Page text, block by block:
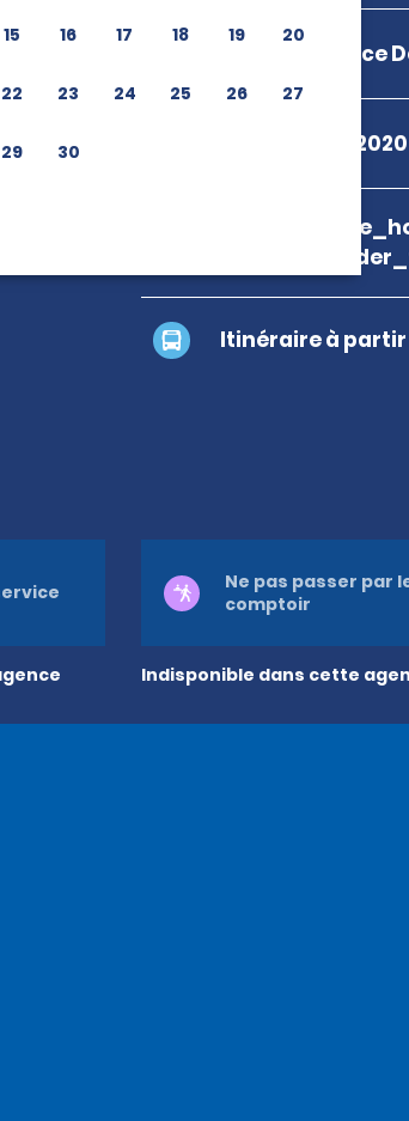
15 16 17 18 19 20
22 23 24 25 26 27
29 30
Gov Joao Ponce
+55 08009792020
Itinéraire à
Indisponible dans cette
Ne pas passer par
comptoir